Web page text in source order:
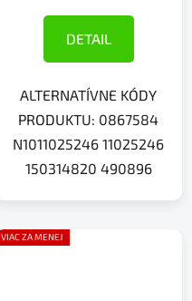
DETAIL
ALTERNATÍVNE KÓDY
PRODUKTU: 0867584
N1011025246 11025246
150314820 490896
VIAC ZA MENEJ